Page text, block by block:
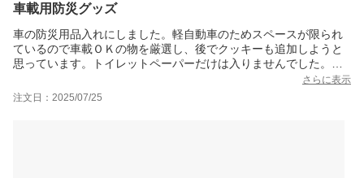
車載用防災グッズ
車の防災用品入れにしました。軽自動車のためスペースが限られ
ているので車載ＯＫの物を厳選し、後でクッキーも追加しようと
思っています。トイレットペーパーだけは入りませんでした。エ
マージェンシーシートも楽天ビックさんで購入しました。さらに表示
注文日：2025/07/25